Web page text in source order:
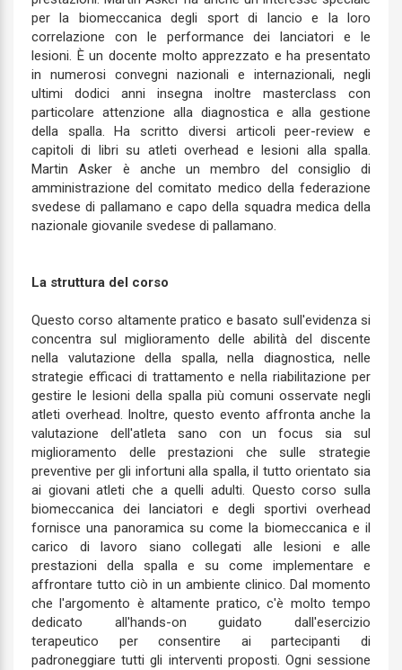
per la biomeccanica degli sport di lancio e la loro
correlazione con le performance dei lanciatori e le
lesioni. È un docente molto apprezzato e ha presentato
in numerosi convegni nazionali e internazionali, negli
ultimi dodici anni insegna inoltre masterclass con
particolare attenzione alla diagnostica e alla gestione
della spalla. Ha scritto diversi articoli peer-review e
capitoli di libri su atleti overhead e lesioni alla spalla.
Martin Asker è anche un membro del consiglio di
amministrazione del comitato medico della federazione
svedese di pallamano e capo della squadra medica della
nazionale giovanile svedese di pallamano.
La struttura del corso
Questo corso altamente pratico e basato sull'evidenza si
concentra sul miglioramento delle abilità del discente
nella valutazione della spalla, nella diagnostica, nelle
strategie efficaci di trattamento e nella riabilitazione per
gestire le lesioni della spalla più comuni osservate negli
atleti overhead. Inoltre, questo evento affronta anche la
valutazione dell'atleta sano con un focus sia sul
miglioramento delle prestazioni che sulle strategie
preventive per gli infortuni alla spalla, il tutto orientato sia
ai giovani atleti che a quelli adulti. Questo corso sulla
biomeccanica dei lanciatori e degli sportivi overhead
fornisce una panoramica su come la biomeccanica e il
carico di lavoro siano collegati alle lesioni e alle
prestazioni della spalla e su come implementare e
affrontare tutto ciò in un ambiente clinico. Dal momento
che l'argomento è altamente pratico, c'è molto tempo
dedicato all'hands-on guidato dall'esercizio
terapeutico per consentire ai partecipanti di
padroneggiare tutti gli interventi proposti. Ogni sessione